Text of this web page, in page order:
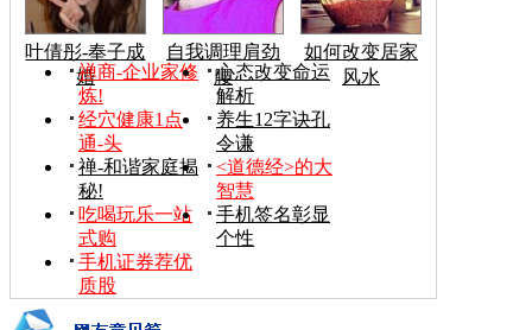
叶倩彤-奉子成
婚
自我调理肩劲
腰
如何改变居家
风水
禅商-企业家修
炼!
心态改变命运
解析
经穴健康1点
通-头
养生12字诀孔
令谦
禅-和谐家庭揭
秘!
<道德经>的大
智慧
吃喝玩乐一站
式购
手机签名彰显
个性
手机证券荐优
质股